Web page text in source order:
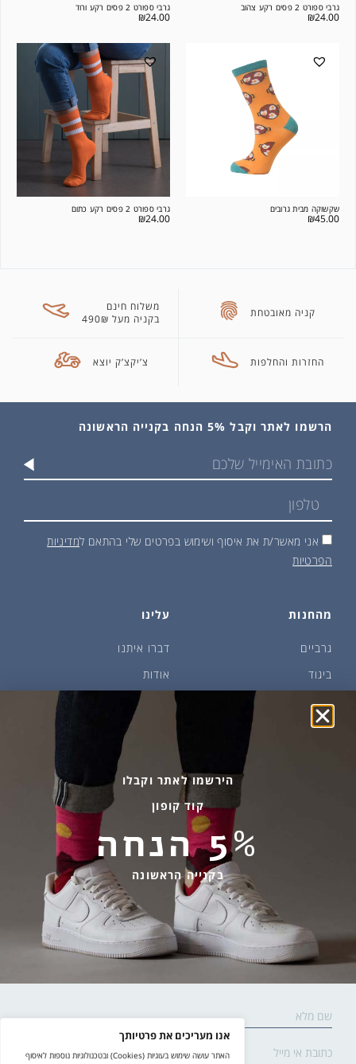
גרבי ספורט 2 פסים רקע צהוב
₪24.00
גרבי ספורט 2 פסים רקע ורוד
₪24.00
שקשוקה מבית גרובים
₪45.00
גרבי ספורט 2 פסים רקע כתום
₪24.00
קניה מאובטחת
משלוח חינם
בקניה מעל 490₪
החזרות והחלפות צ’יקצ’ק יוצא
מהחנות
גרביים
ביגוד
שמן זית ודבש
פקעות ובצלים
עלינו
דברו איתנו
אודות
איפה קונים?
הבלוג של יודפת
החלפות והחזרות
אספקה ומשלוחים
הצהרת נגישות
מדיניות פרטיות
שירות לקוחות
בהודעות ווטסאפ בלבד
058-7477780
contact@yodfat.shop
ימים א׳-ה׳,9:00-13:00
הרשמו לאתר וקבל 5% הנחה בקנייה הראשונה
אני מאשר/ת את איסוף ושימוש בפרטים שלי בהתאם למדיניות
הפרטיות
הירשמו לאתר וקבלו
קוד קופון
5% הנחה
בקנייה הראשונה